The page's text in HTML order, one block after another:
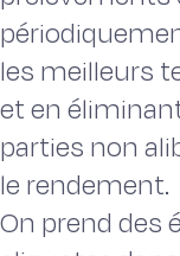
les meilleurs
et en
parties non
le rendement.
On prend des